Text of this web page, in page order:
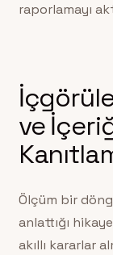
raporlamayı
ve
Ölçüm bir
anlattığı
akıllı kararlar